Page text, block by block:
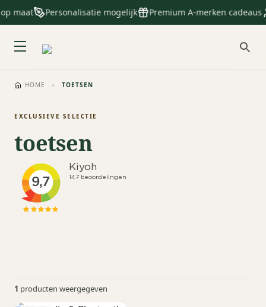
maat Personalisatie mogelijk Premium A-merken cadeaus
HOME › TOETSEN
EXCLUSIEVE SELECTIE
toetsen
1 producten weergegeven